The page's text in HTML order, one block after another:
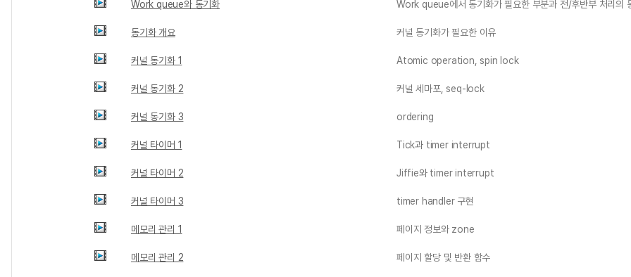
Work queue와 동기화 Work queue에서 동기화가 필요한 부분과 전/후반부 처리의
동기화 개요 커널 동기화가 필요한 이유
커널 동기화 1 Atomic operation, spin lock
커널 동기화 2 커널 세마포, seq-lock
커널 동기화 3 ordering
커널 타이머 1 Tick과 timer interrupt
커널 타이머 2 Jiffie와 timer interrupt
커널 타이머 3 timer handler 구현
메모리 관리 1 페이지 정보와 zone
메모리 관리 2 페이지 할당 및 반환 함수